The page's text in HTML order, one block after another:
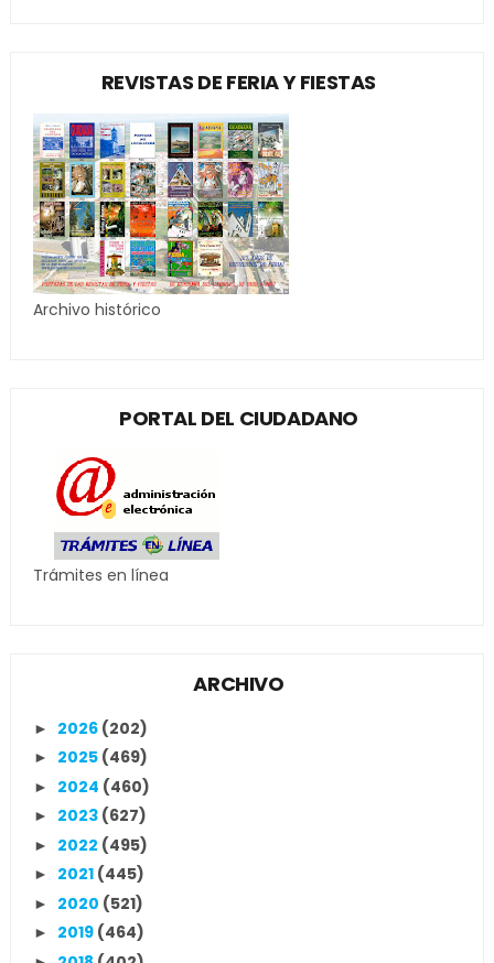
REVISTAS DE FERIA Y FIESTAS
Archivo histórico
PORTAL DEL CIUDADANO
Trámites en línea
ARCHIVO
► 2026 (202)
► 2025 (469)
► 2024 (460)
► 2023 (627)
► 2022 (495)
► 2021 (445)
► 2020 (521)
► 2019 (464)